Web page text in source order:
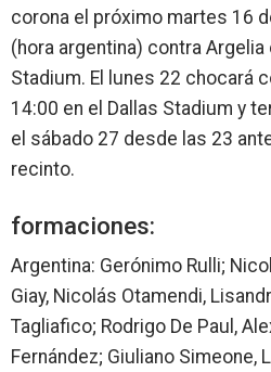
corona el próximo martes 16
(hora argentina) contra Argelia
Stadium. El lunes 22 chocará
14:00 en el Dallas Stadium y
el sábado 27 desde las 23
recinto.
formaciones:
Argentina: Gerónimo Rulli;
Giay, Nicolás Otamendi,
Tagliafico; Rodrigo De Paul,
Fernández; Giuliano Simeone,